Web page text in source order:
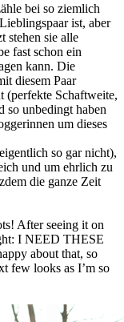
bei so ziemlich
ist, aber
stehen sie alle
fast schon ein
kann. Die
diesem Paar
(perfekte Schaftweite,
so unbedingt haben
um dieses
so gar nicht),
und um ehrlich zu
die ganze Zeit
After seeing it on
I NEED THESE
about that, so
few looks as I’m so